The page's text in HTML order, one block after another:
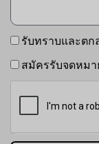
รับทราบและตก
สมัครรับจดหมา